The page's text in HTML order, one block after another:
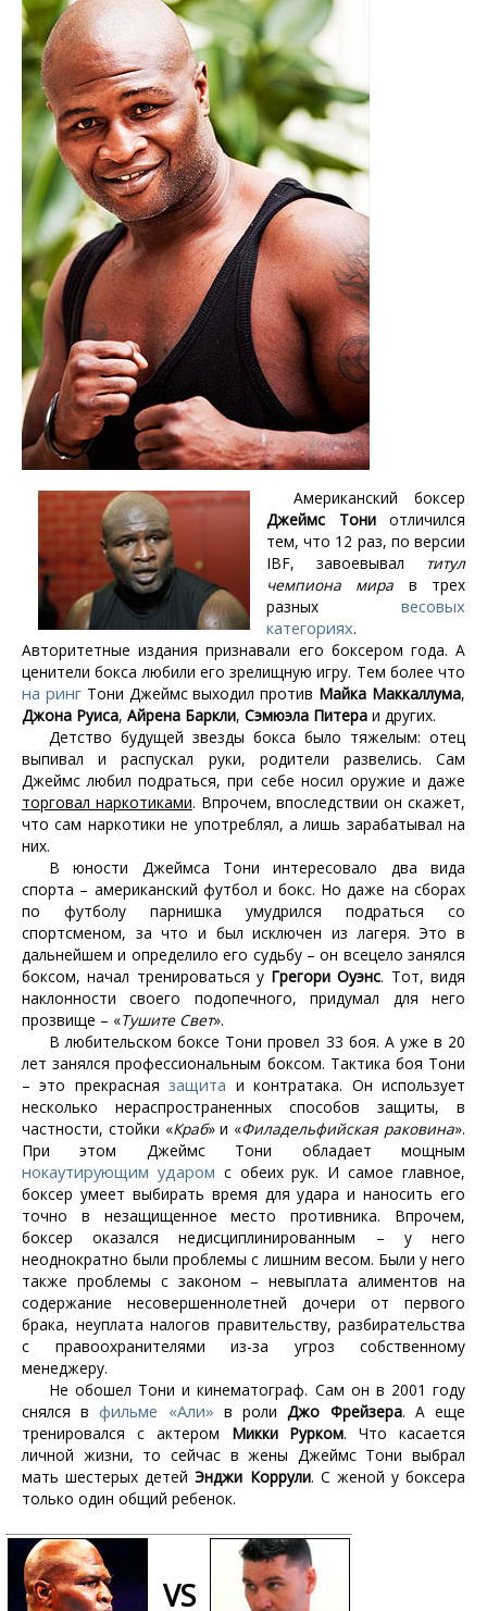
Американский боксер
Джеймс Тониотличился
тем, что 12 раз, по версии
IBF, завоевывал
титул
чемпиона мира в трех
разных весовых
категориях.
Авторитетные издания признавали его боксером года. А
ценители бокса любили его зрелищную игру. Тем более что
на рингТони Джеймс выходил против Майка Маккаллума,
Джона Руиса, Айрена Баркли, Сэмюэла Питера и других.
Детство будущей звезды бокса было тяжелым: отец
выпивал и распускал руки, родители развелись. Сам
Джеймс любил подраться, при себе носил оружие и даже
торговал наркотиками. Впрочем, впоследствии он скажет,
что сам наркотики не употреблял, а лишь зарабатывал на
них.
В юности Джеймса Тони интересовало два вида
спорта – американский футбол и бокс. Но даже на сборах
по футболу парнишка умудрился подраться со
спортсменом, за что и был исключен из лагеря. Это в
дальнейшем и определило его судьбу – он всецело занялся
боксом, начал тренироваться у Грегори Оуэнс. Тот, видя
наклонности своего подопечного, придумал для него
прозвище – «Тушите Свет».
В любительском боксе Тони провел 33 боя. А уже в 20
лет занялся профессиональным боксом. Тактика боя Тони
– это прекраснаязащита и контратака. Он использует
несколько нераспространенных способов защиты, в
частности, стойки «Краб» и «Филадельфийская раковина».
При этом Джеймс Тони обладает мощным
нокаутирующим ударом с обеих рук. И самое главное,
боксер умеет выбирать время для удара и наносить его
точно в незащищенное место противника. Впрочем,
боксер оказался недисциплинированным – у него
неоднократно были проблемы с лишним весом. Были у него
также проблемы с законом – невыплата алиментов на
содержание несовершеннолетней дочери от первого
брака, неуплата налогов правительству, разбирательства
с правоохранителями из-за угроз собственному
менеджеру.
Не обошел Тони и кинематограф. Сам он в 2001 году
снялся вфильме «Али» в ролиДжо Фрейзера. А еще
тренировался с актером Микки Рурком. Что касается
личной жизни, то сейчас в жены Джеймс Тони выбрал
мать шестерых детейЭнджи Коррули. С женой у боксера
только один общий ребенок.
VS